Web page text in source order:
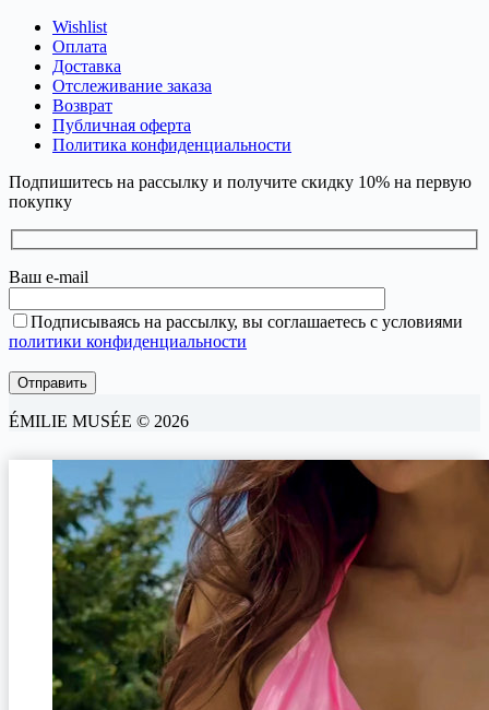
Wishlist
Оплата
Доставка
Отслеживание заказа
Возврат
Публичная оферта
Политика конфиденциальности
Подпишитесь на рассылку и получите скидку 10% на первую
покупку
Ваш e-mail
Подписываясь на рассылку, вы соглашаетесь с условиями
политики конфиденциальности
ÉMILIE MUSÉE © 2026